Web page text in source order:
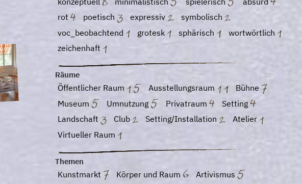
rot
poetisch expressiv
symbolisch
voc_beobachtend
grotesk sphärisch
wortwörtlich
zeichenhaft
Räume
Öffentlicher Raum Ausstellungsraum
Bühne
Museum
Umnutzung Privatraum
Setting
Landschaft
Club Setting/Installation
Atelier
Virtueller Raum
Themen
Kunstmarkt Körper und Raum
Artivismus